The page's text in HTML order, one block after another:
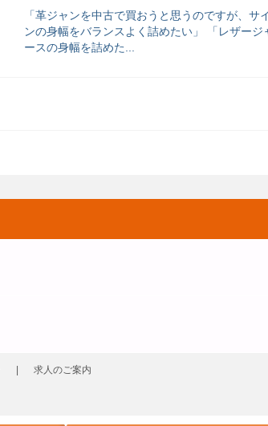
「革ジャンを中古で買おうと思うのですが、
ンの身幅をバランスよく詰めたい」 「レザー
ースの身幅を詰めた...
求人のご案内